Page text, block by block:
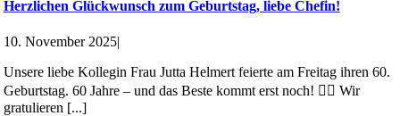
Herzlichen Glückwunsch zum Geburtstag, liebe Chefin!
10. November 2025|
Unsere liebe Kollegin Frau Jutta Helmert feierte am Freitag ihren 60.
Geburtstag. 60 Jahre – und das Beste kommt erst noch! 👯‍♀️ Wir
gratulieren [...]